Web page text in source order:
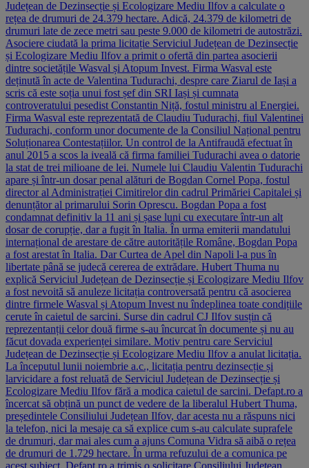
Județean de Dezinsecție și Ecologizare Mediu Ilfov a calculate o
rețea de drumuri de 24.379 hectare. Adică, 24.379 de kilometri de
drumuri late de zece metri sau peste 9.000 de kilometri de autostrăzi.
Asociere ciudată la prima licitație Serviciul Județean de Dezinsecție
și Ecologizare Mediu Ilfov a primit o ofertă din partea asocierii
dintre societățile Wasval și Atopum Invest. Firma Wasval este
deținută în acte de Valentina Tudurachi, despre care Ziarul de Iași a
scris că este soția unui fost șef din SRI Iași și cumnata
controveratului pesedist Constantin Niță, fostul ministru al Energiei.
Firma Wasval este reprezentată de Claudiu Tudurachi, fiul Valentinei
Tudurachi, conform unor documente de la Consiliul Național pentru
Soluționarea Contestațiilor. Un control de la Antifraudă efectuat în
anul 2015 a scos la iveală că firma familiei Tudurachi avea o datorie
la stat de trei milioane de lei. Numele lui Claudiu Valentin Tudurachi
apare și într-un dosar penal alături de Bogdan Cornel Popa, fostul
director al Administrației Cimitirelor din cadrul Primăriei Capitalei și
denunțător al primarului Sorin Oprescu. Bogdan Popa a fost
condamnat definitiv la 11 ani și șase luni cu executare într-un alt
dosar de corupție, dar a fugit în Italia. În urma emiterii mandatului
internațional de arestare de către autoritățile Române, Bogdan Popa
a fost arestat în Italia. Dar Curtea de Apel din Napoli l-a pus în
libertate până se judecă cererea de extrădare. Hubert Thuma nu
explică Serviciul Județean de Dezinsecție și Ecologizare Mediu Ilfov
a fost nevoită să anuleze licitația controversată pentru că asocierea
dintre firmele Wasval și Atopum Invest nu îndeplinea toate condițiile
cerute în caietul de sarcini. Surse din cadrul CJ Ilfov susțin că
reprezentanții celor două firme s-au încurcat în documente și nu au
făcut dovada experienței similare. Motiv pentru care Serviciul
Județean de Dezinsecție și Ecologizare Mediu Ilfov a anulat licitația.
La începutul lunii noiembrie a.c., licitația pentru dezinsecție și
larvicidare a fost reluată de Serviciul Județean de Dezinsecție și
Ecologizare Mediu Ilfov fără a modica caietul de sarcini. Defapt.ro a
încercat să obțină un punct de vedere de la liberalul Hubert Thuma,
președintele Consiliului Județean Ilfov, dar acesta nu a răspuns nici
la telefon, nici la mesaje ca să explice cum s-au calculate suprafele
de drumuri, dar mai ales cum a ajuns Comuna Vidra să aibă o rețea
de drumuri de 1.729 hectare. În urma refuzului de a comunica pe
acest subiect, Defapt.ro a trimis o solicitare Consiliului Județean